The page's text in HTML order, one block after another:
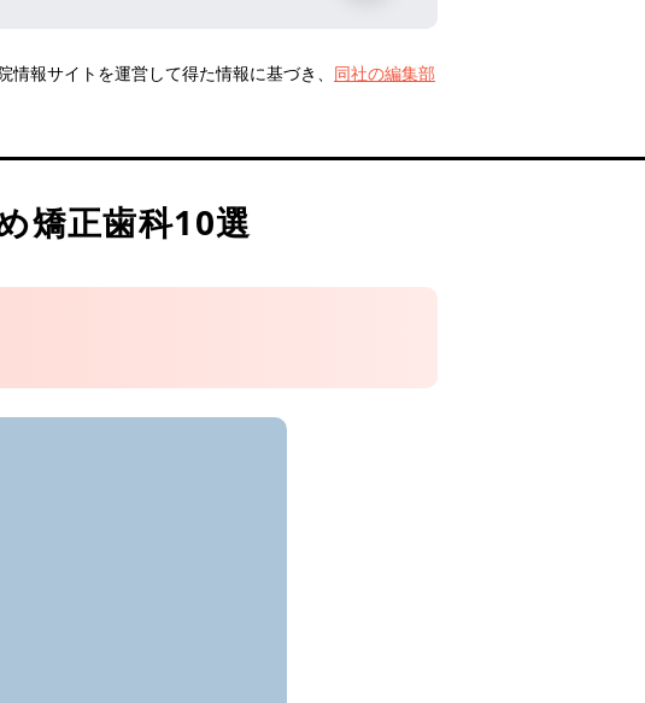
報サイトを運営して得た情報に基づき、 同社の編集部
矯正歯科10選